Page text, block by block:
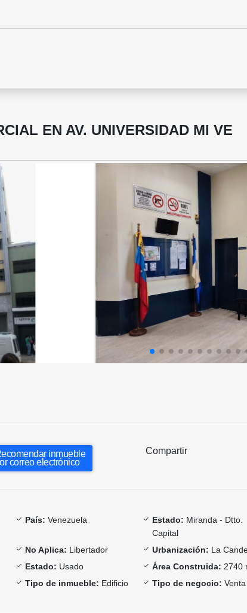
EN AV. UNIVERSIDAD MI VE
inmueble
correo electrónico
Compartir
País: Venezuela Estado: Miranda - Dtto.
Capital
No Aplica: Libertador Urbanización: La
Estado: Usado Área Construida: 2740
Tipo de inmueble: Edificio Tipo de negocio: Venta